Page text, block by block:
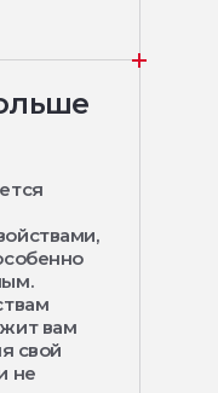
вам
свой
не